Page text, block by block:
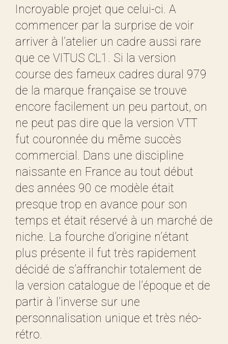
Incroyable projet que celui-ci. A
commencer par la surprise de voir
arriver à l’atelier un cadre aussi rare
que ce VITUS CL1. Si la version
course des fameux cadres dural 979
de la marque française se trouve
encore facilement un peu partout, on
ne peut pas dire que la version VTT
fut couronnée du même succès
commercial. Dans une discipline
naissante en France au tout début
des années 90 ce modèle était
presque trop en avance pour son
temps et était réservé à un marché de
niche. La fourche d’origine n’étant
plus présente il fut très rapidement
décidé de s’affranchir totalement de
la version catalogue de l’époque et de
partir à l’inverse sur une
personnalisation unique et très néo-
rétro.